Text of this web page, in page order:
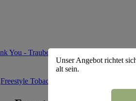
Freestyle Tobacco Funk You - Traube
Unser Angebot richtet
alt sein.